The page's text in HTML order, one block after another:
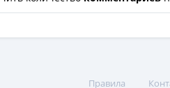
Правила